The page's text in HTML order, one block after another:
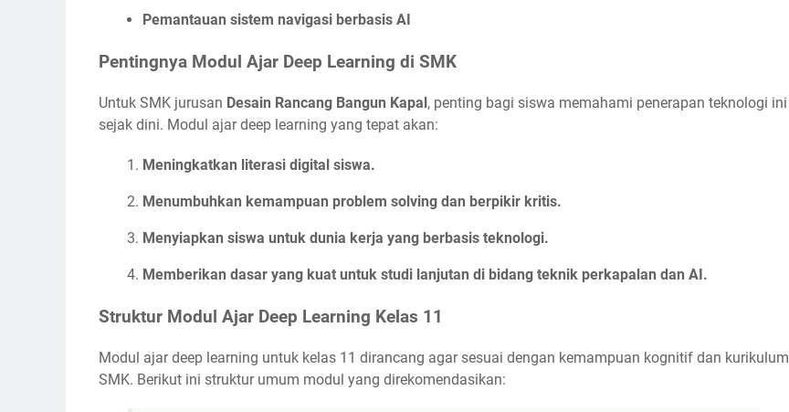
Pemantauan sistem navigasi berbasis AI
Pentingnya Modul Ajar Deep Learning di SMK
Untuk SMK jurusan Desain Rancang Bangun Kapal, penting bagi siswa memahami penerapan teknologi ini
sejak dini. Modul ajar deep learning yang tepat akan:
Meningkatkan literasi digital siswa.
Menumbuhkan kemampuan problem solving dan berpikir kritis.
Menyiapkan siswa untuk dunia kerja yang berbasis teknologi.
Memberikan dasar yang kuat untuk studi lanjutan di bidang teknik perkapalan dan AI.
Struktur Modul Ajar Deep Learning Kelas 11
Modul ajar deep learning untuk kelas 11 dirancang agar sesuai dengan kemampuan kognitif dan kurikulum
SMK. Berikut ini struktur umum modul yang direkomendasikan: